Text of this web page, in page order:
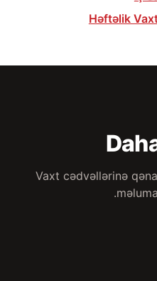
Həftəlik
Vaxt cədvəllərinə